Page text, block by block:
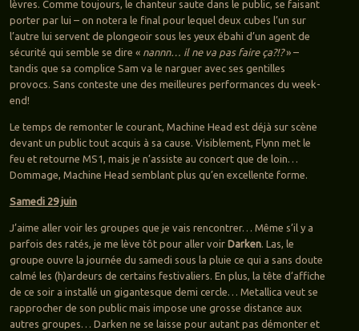
lèvres. Comme toujours, le chanteur saute dans le public, se faisant
porter par lui – on notera le final pour lequel deux cubes l’un sur
l’autre lui servent de plongeoir sous les yeux ébahi d’un agent de
sécurité qui semble se dire « nannn… il ne va pas faire ça?!?» –
tandis que sa complice Sam va le narguer avec ses gentilles
provocs. Sans conteste une des meilleures performances du week-
end!
Le temps de remonter le courant, Machine Head est déjà sur scène
devant un public tout acquis à sa cause. Visiblement, Flynn met le
feu et retourne MS1, mais je n’assiste au concert que de loin…
Dommage, Machine Head semblant plus qu’en excellente forme.
Samedi 29 juin
J’aime aller voir les groupes que je vais rencontrer… Même s’il y a
parfois des ratés, je me lève tôt pour aller voir Darken. Las, le
groupe ouvre la journée du samedi sous la pluie ce qui a sans doute
calmé les (h)ardeurs de certains festivaliers. En plus, la tête d’affiche
de ce soir a installé un gigantesque demi cercle… Metallica veut se
rapprocher de son public mais impose une grosse distance aux
autres groupes… Darken ne se laisse pour autant pas démonter et